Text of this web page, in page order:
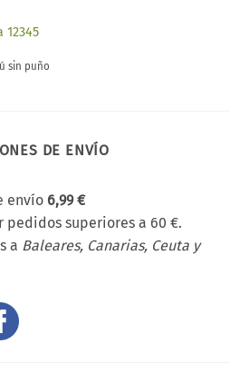
12345
sin puño
DE ENVÍO
envío 6,99 €
pedidos superiores a 60 €.
a Baleares, Canarias, Ceuta y